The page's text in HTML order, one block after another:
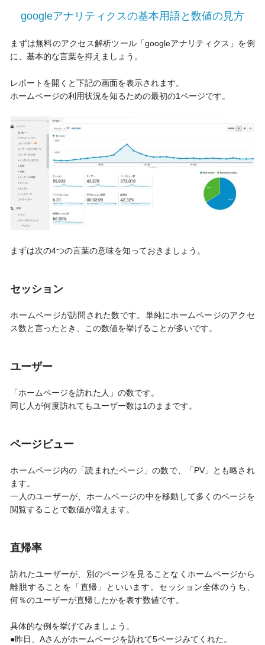
googleアナリティクスの基本用語と数値の見方
まずは無料のアクセス解析ツール「googleアナリティクス」を例
に、基本的な言葉を抑えましょう。
レポートを開くと下記の画面を表示されます。
ホームページの利用状況を知るための最初の1ページです。
まずは次の4つの言葉の意味を知っておきましょう。
セッション
ホームページが訪問された数です。単純にホームページのアクセ
ス数と言ったとき、この数値を挙げることが多いです。
ユーザー
「ホームページを訪れた人」の数です。
同じ人が何度訪れてもユーザー数は1のままです。
ページビュー
ホームページ内の「読まれたページ」の数で、「PV」とも略され
ます。
一人のユーザーが、ホームページの中を移動して多くのページを
閲覧することで数値が増えます。
直帰率
訪れたユーザーが、別のページを見ることなくホームページから
離脱することを「直帰」といいます。セッション全体のうち、
何％のユーザーが直帰したかを表す数値です。
具体的な例を挙げてみましょう。
●昨日、Aさんがホームページを訪れて5ページみてくれた。